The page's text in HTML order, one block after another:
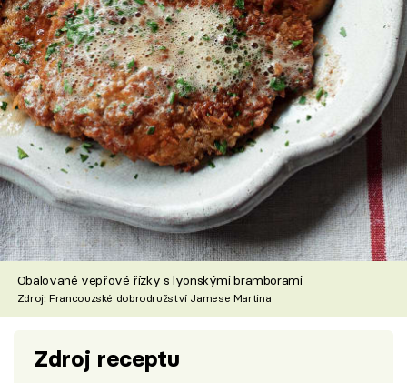
Obalované vepřové řízky s lyonskými bramborami
Zdroj: Francouzské dobrodružství Jamese Martina
Zdroj receptu